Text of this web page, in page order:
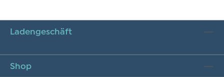
Ladengeschäft
Shop